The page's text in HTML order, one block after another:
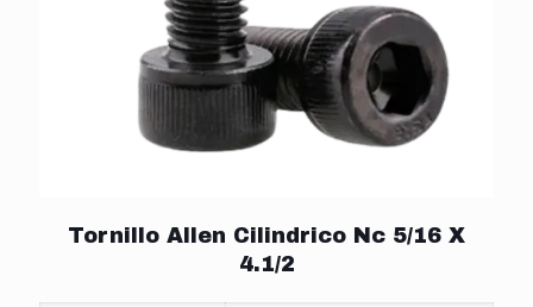
Tornillo Allen Cilindrico Nc 5/16 X
4.1/2